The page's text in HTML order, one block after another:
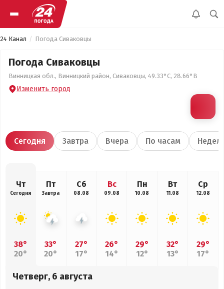
24 Канал Погода Сиваковцы
Погода Сиваковцы
Винницкая обл., Винницкий район, Сиваковцы, 49.33°С, 28.66°В
Изменить город
Сегодня Завтра Вчера По часам
Чт
Сегодня
38°
20°
Пт
Завтра
33°
20°
Сб
08.08
27°
17°
Вс
09.08
26°
14°
Пн
10.08
29°
12°
Вт
11.08
32°
13°
Ср
12.08
29°
17°
Четверг, 6 августа